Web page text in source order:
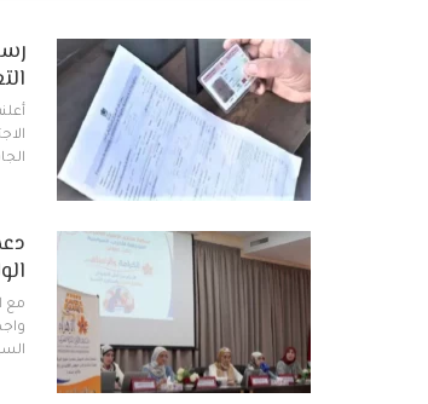
الجامعي 2026-2027، في